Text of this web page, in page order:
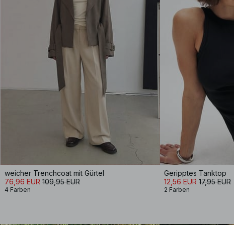
weicher Trenchcoat mit Gürtel
76,96 EUR 109,95 EUR
4 Farben
Geripptes Tanktop
12,56 EUR 17,95 EUR
2 Farben